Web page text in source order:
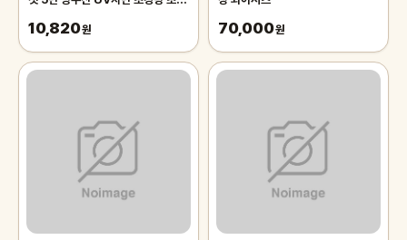
10,820원 70,000원